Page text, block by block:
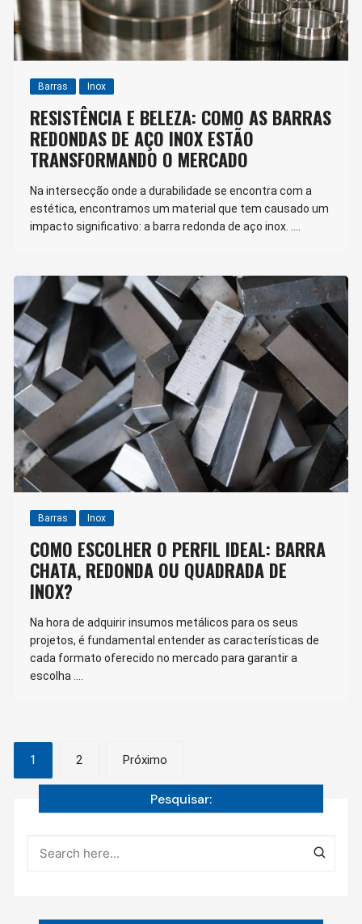
Barras Inox
RESISTÊNCIA E BELEZA: COMO AS BARRAS
REDONDAS DE AÇO INOX ESTÃO
TRANSFORMANDO O MERCADO
Na intersecção onde a durabilidade se encontra com a
estética, encontramos um material que tem causado um
impacto significativo: a barra redonda de aço inox. ….
Barras Inox
COMO ESCOLHER O PERFIL IDEAL: BARRA
CHATA, REDONDA OU QUADRADA DE
INOX?
Na hora de adquirir insumos metálicos para os seus
projetos, é fundamental entender as características de
cada formato oferecido no mercado para garantir a
escolha ….
Navegação
por
posts
1 2 Próximo
Pesquisar: